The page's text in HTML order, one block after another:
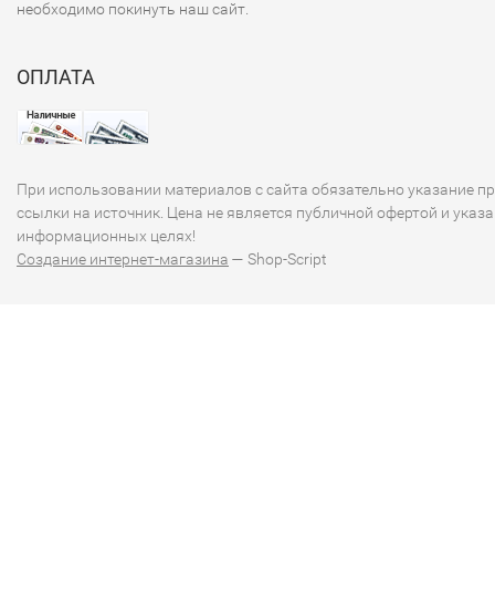
необходимо покинуть наш сайт.
ОПЛАТА
При использовании материалов с сайта обязательно указание
ссылки на источник. Цена не является публичной офертой и
информационных целях!
Создание интернет-магазина — Shop-Script